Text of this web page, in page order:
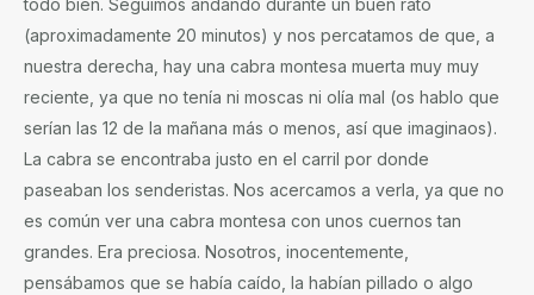
todo bien. Seguimos andando durante un buen rato
(aproximadamente 20 minutos) y nos percatamos de que, a
nuestra derecha, hay una cabra montesa muerta muy muy
reciente, ya que no tenía ni moscas ni olía mal (os hablo que
serían las 12 de la mañana más o menos, así que imaginaos).
La cabra se encontraba justo en el carril por donde
paseaban los senderistas. Nos acercamos a verla, ya que no
es común ver una cabra montesa con unos cuernos tan
grandes. Era preciosa. Nosotros, inocentemente,
pensábamos que se había caído, la habían pillado o algo